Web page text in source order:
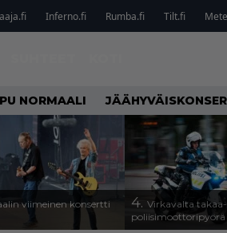
Inferno.fi Rumba.fi Tilt.fi
NORMAALI
viimeinen konsertti
4. Virkavalta
poliisimoottoripyörä